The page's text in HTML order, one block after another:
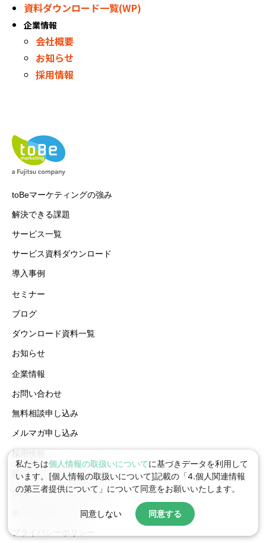
資料ダウンロード一覧(WP)
企業情報
会社概要
お知らせ
採用情報
toBeマーケティングの強み
解決できる課題
サービス一覧
サービス資料ダウンロード
導入事例
セミナー
ブログ
ダウンロード資料一覧
お知らせ
企業情報
お問い合わせ
無料相談申し込み
メルマガ申し込み
採用情報
贈収賄・腐敗行為防止ポリシー
情報セキュリティ基本方針
個人情報の取り扱い
プライバシーポリシー
私たちは個人情報の取扱いについてに基づきデータを利用して
います。[個人情報の取扱いについて]記載の「4.個人関連情報
の第三者提供について」について同意をお願いいたします。
同意しない 同意する